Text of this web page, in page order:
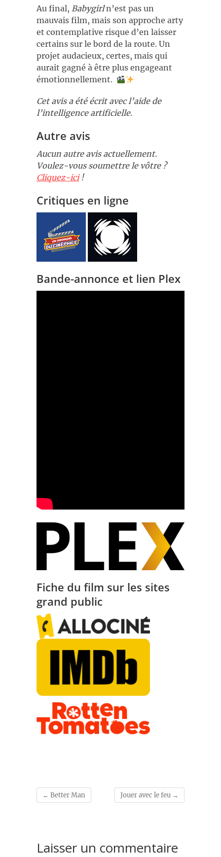
Au final, Babygirln’est pas un
mauvais film, mais son approche arty
et contemplative risque d’en laisser
certains sur le bord de la route. Un
projet audacieux, certes, mais qui
aurait gagné à être plus engageant
émotionnellement.
Cet avis a été écrit avec l’aide de
l’intelligence artificielle.
Autre avis
Aucun autre avis actuellement.
Voulez-vous soumettre le vôtre ?
Cliquez-ici!
Critiques en ligne
Bande-annonce et lien Plex
Fiche du film sur les sites
grand public
← Better Man Jouer avec le feu →
Laisser un commentaire